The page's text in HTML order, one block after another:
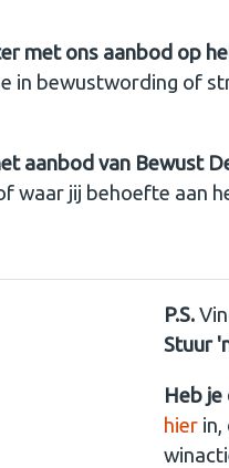
met ons aanbod op
in bewustwording of
aanbod van Bewust
waar jij behoefte aan
P.S.
Stuur
Heb
hier in,